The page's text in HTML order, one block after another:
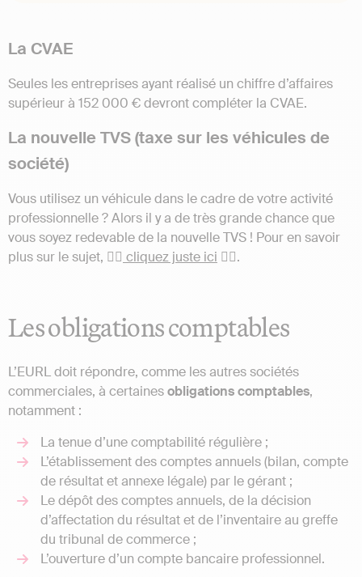
La CVAE
Seules les entreprises ayant réalisé un chiffre d’affaires
supérieur à 152 000 € devront compléter la CVAE.
La nouvelle TVS (taxe sur les véhicules de
société)
Vous utilisez un véhicule dans le cadre de votre activité
professionnelle ? Alors il y a de très grande chance que
vous soyez redevable de la nouvelle TVS ! Pour en savoir
plus sur le sujet, 👉🏼 cliquez juste ici 👈🏼.
Les obligations comptables
L’EURL doit répondre, comme les autres sociétés
commerciales, à certainesobligations comptables,
notamment :
La tenue d’une comptabilité régulière ;
L’établissement des comptes annuels (bilan, compte
de résultat et annexe légale) par le gérant ;
Le dépôt des comptes annuels, de la décision
d’affectation du résultat et de l’inventaire au greffe
du tribunal de commerce ;
L’ouverture d’un compte bancaire professionnel.